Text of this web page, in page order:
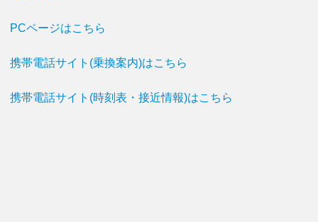
PCページはこちら
携帯電話サイト(乗換案内)はこちら
携帯電話サイト(時刻表・接近情報)はこちら